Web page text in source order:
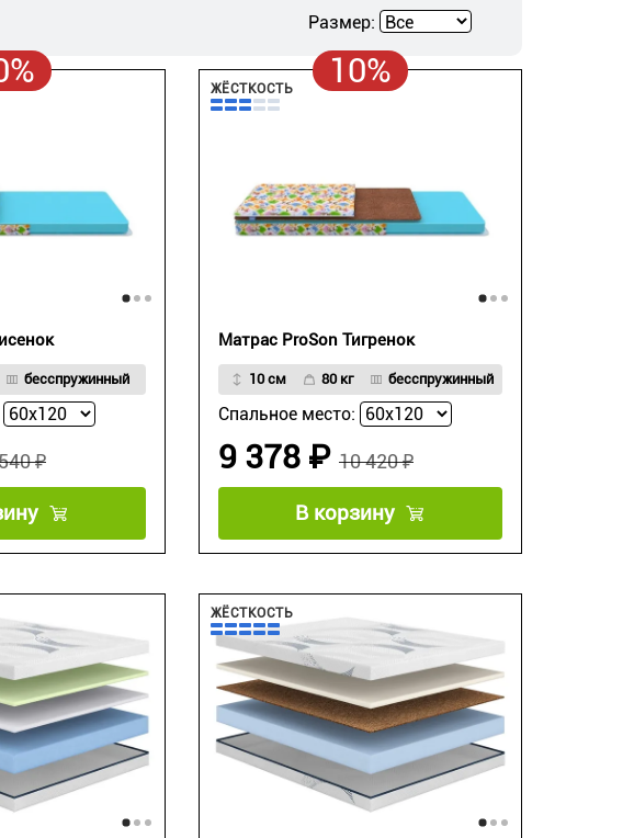
Размер:
бесспружинный
₽
10%
ЖЁСТКОСТЬ
Матрас ProSon Тигренок
10 см 80 кг бесспружинный
Спальное место:
10 420 ₽
9 378 ₽
В корзину
ЖЁСТКОСТЬ